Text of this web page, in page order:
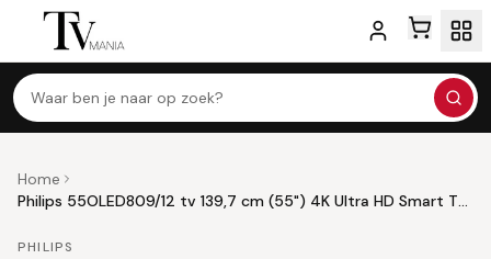
Waar ben je naar op zoek?
Home
Philips 55OLED809/12 tv 139,7 cm (55") 4K Ultra HD Smart TV
PHILIPS